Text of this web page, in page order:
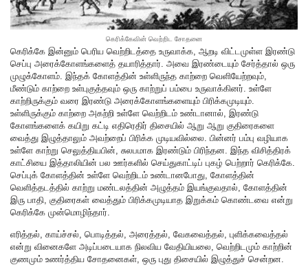
கெரிக்கேவின் வெற்றிட சோதனை
கெரிக்கே இன்னும் பெரிய வெற்றிடத்தை உருவாக்க, ஆறடி விட்டமுள்ள இரண்டு
செப்பு அரைக்கோளங்களைத் தயாரித்தார். அவை இரண்டையும் சேர்த்தால் ஒரு
முழுக்கோளம். இந்தக் கோளத்தின் உள்ளிருந்த காற்றை வெளியேற்றவும்,
மீண்டும் காற்றை உள்புகுத்தவும் ஒரு காற்றுப் பம்பை உருவாக்கினர். உள்ளே
காற்றிருக்கும் வரை இரண்டு அரைக்கோளங்களையும் பிரிக்கமுடியும்.
உள்ளிருக்கும் காற்றை அகற்றி உள்ளே வெற்றிடம் உண்டானால், இரண்டு
கோளங்களைக் கயிறு கட்டி எதிரெதிர் திசையில் ஆறு ஆறு குதிரைகளை
வைத்து இழுத்தாலும் அவற்றைப் பிரிக்க முடியவில்லை. பின்னர் பம்பு வழியாக
உள்ளே காற்று செலுத்தியபின், சுலபமாக இரண்டும் பிரிந்தன. இந்த விசித்திரக்
காட்சியை இத்தாலியின் பல ஊர்களில் செய்துகாட்டிப் புகழ் பெற்றார் கெரிக்கே.
செப்புக் கோளத்தின் உள்ளே வெற்றிடம் உண்டானபோது, கோளத்தின்
வெளித்தடத்தில் காற்று மண்டலத்தின் அழுத்தம் இயங்குவதால், கோளத்தின்
இரு பாதி, குதிரைகள் வைத்தும் பிரிக்கமுடியாத இறுக்கம் கொண்டவை என்று
கெரிக்கே முன்மொழிந்தார்.
எரித்தல், காய்ச்சல், பொடித்தல், அரைத்தல், வேகவைத்தல், புளிக்கவைத்தல்
என்று வினைகளே அடிப்படையாக நிலவிய வேதியியலை, வெற்றிடமும் காற்றின்
குணமும் உணர்த்திய சோதனைகள், ஒரு புது திசையில் இழுத்துச் சென்றன.